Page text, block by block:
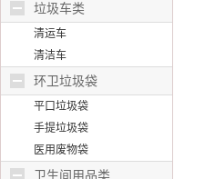
垃圾车类
清运车
清洁车
环卫垃圾袋
平口垃圾袋
手提垃圾袋
医用废物袋
卫生间用品类